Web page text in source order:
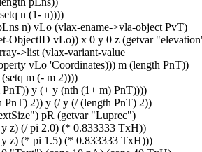
n (1- n))))
n) vLo (vlax-ename->vla-object PvT)
vLo)) x 0 y 0 z (getvar
>list (vlax-variant-value
'Coordinates))) m (length PnT))
m (- m 2))))
y (+ y (nth (1+ m) PnT))))
2)) y (/ y (/ (length PnT) 2))
pR (getvar "Luprec")
(/ pi 2.0) (* 0.833333 TxH))
(* pi 1.5) (* 0.833333 TxH)))